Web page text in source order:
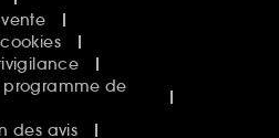
programme de
des avis